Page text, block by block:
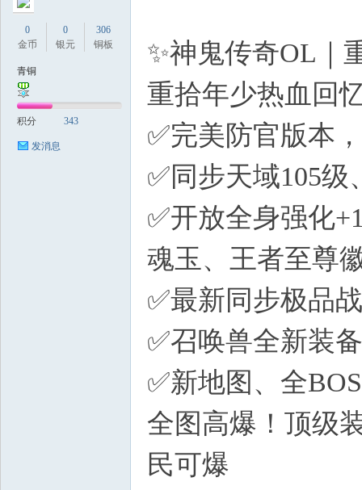
0
金币
0
银元
306
铜板
青铜
积分 343
发消息
✨神鬼传奇OL｜
重拾年少热血回
✅完美防官版本
✅同步天域105
✅开放全身强化
魂玉、王者至尊
✅最新同步极品
✅召唤兽全新装
✅新地图、全
全图高爆！顶级
民可爆